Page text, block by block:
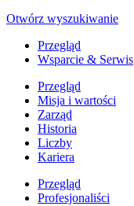
Otwórz wyszukiwanie
Przegląd
Wsparcie & Serwis
Przegląd
Misja i wartości
Zarząd
Historia
Liczby
Kariera
Przegląd
Profesjonaliści